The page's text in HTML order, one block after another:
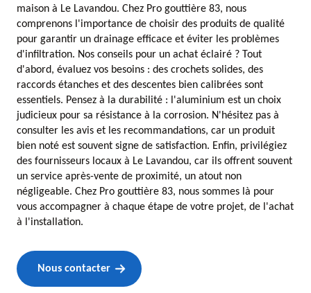
maison à Le Lavandou. Chez Pro gouttière 83, nous
comprenons l'importance de choisir des produits de qualité
pour garantir un drainage efficace et éviter les problèmes
d'infiltration. Nos conseils pour un achat éclairé ? Tout
d'abord, évaluez vos besoins : des crochets solides, des
raccords étanches et des descentes bien calibrées sont
essentiels. Pensez à la durabilité : l'aluminium est un choix
judicieux pour sa résistance à la corrosion. N'hésitez pas à
consulter les avis et les recommandations, car un produit
bien noté est souvent signe de satisfaction. Enfin, privilégiez
des fournisseurs locaux à Le Lavandou, car ils offrent souvent
un service après-vente de proximité, un atout non
négligeable. Chez Pro gouttière 83, nous sommes là pour
vous accompagner à chaque étape de votre projet, de l'achat
à l'installation.
Nous contacter